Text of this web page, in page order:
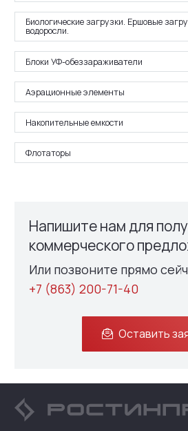
Биологические загрузки. Ершовые
водоросли.
Блоки УФ-обеззараживатели
Аэрационные элементы
Накопительные емкости
Флотаторы
Напишите нам для
коммерческого
Или позвоните прямо
+7 (863) 200-71-40
Оставить